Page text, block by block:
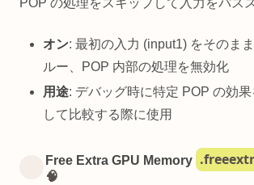
POP の処理をスキップして入力をパス
オン: 最初の入力 (input1) をそのま
ルー、POP 内部の処理を無効化
用途: デバッグ時に特定 POP の効
して比較する際に使用
Free Extra GPU Memory
🧠